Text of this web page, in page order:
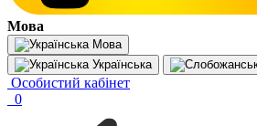
Мова
Мова
Українська
Особистий кабінет
0